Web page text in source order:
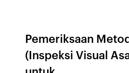
Pemeriksaan
(Inspeksi Visual